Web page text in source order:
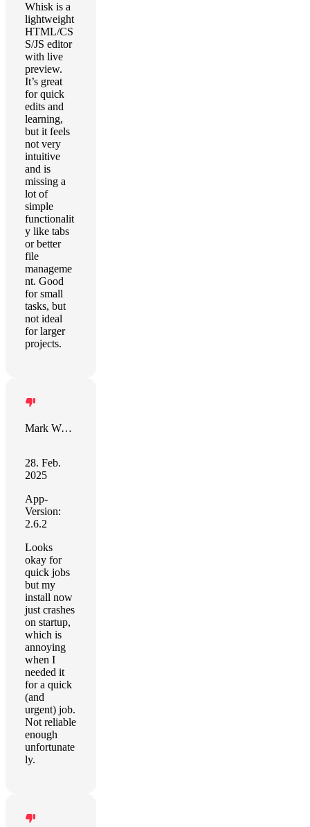
Whisk is a
lightweight
HTML/CS
S/JS editor
with live
preview.
It’s great
for quick
edits and
learning,
but it feels
not very
intuitive
and is
missing a
lot of
simple
functionalit
y like tabs
or better
file
manageme
nt. Good
for small
tasks, but
not ideal
for larger
projects.
Mark Waugh
28. Feb.
2025
App-
Version:
2.6.2
Looks
okay for
quick jobs
but my
install now
just crashes
on startup,
which is
annoying
when I
needed it
for a quick
(and
urgent) job.
Not reliable
enough
unfortunate
ly.